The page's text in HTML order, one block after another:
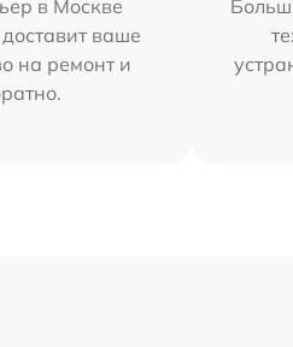
в Москве
ваше
на ремонт и